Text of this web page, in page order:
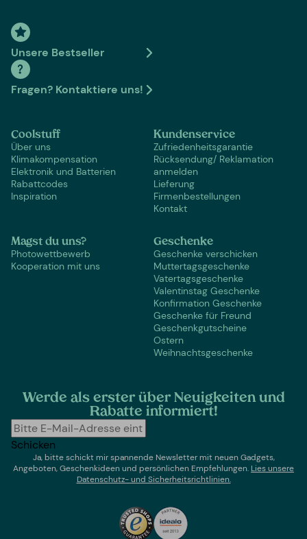
Unsere Bestseller
Fragen? Kontaktiere uns!
Coolstuff
Über uns
Klimakompensation
Elektronik und Batterien
Rabattcodes
Inspiration
Kundenservice
Zufriedenheitsgarantie
Rücksendung/ Reklamation
anmelden
Lieferung
Firmenbestellungen
Kontakt
Magst du uns?
Photowettbewerb
Kooperation mit uns
Geschenke
Geschenke verschicken
Muttertagsgeschenke
Vatertagsgeschenke
Valentinstag Geschenke
Konfirmation Geschenke
Geschenke für Freund
Geschenkgutscheine
Ostern
Weihnachtsgeschenke
Werde als erster über Neuigkeiten und
Rabatte informiert!
Schicken
Ja, bitte schickt mir spannende Newsletter mit neuen Gadgets,
Angeboten, Geschenkideen und persönlichen Empfehlungen. Lies unsere
Datenschutz- und Sicherheitsrichtlinien.